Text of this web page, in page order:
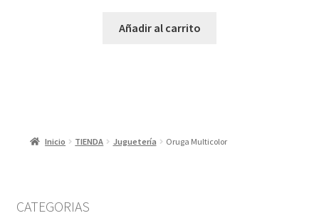
Añadir al carrito
Inicio TIENDA Juguetería Oruga Multicolor
CATEGORIAS